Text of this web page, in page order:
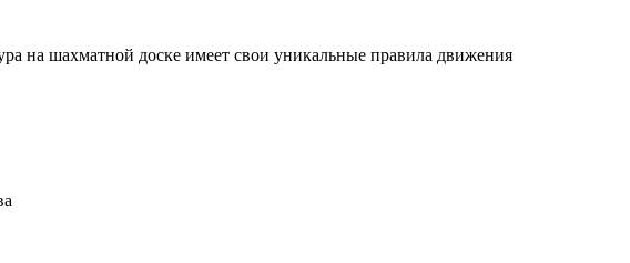
на шахматной доске имеет свои уникальные правила движения